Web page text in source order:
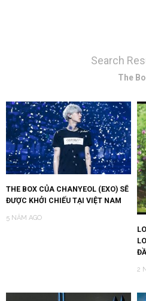
Search
The
THE BOX CỦA CHANYEOL (EXO) SẼ
ĐƯỢC KHỞI CHIẾU TẠI VIỆT NAM
5 NĂM AGO
2